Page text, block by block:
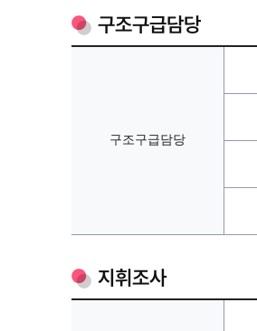
구조구급담당
구조구급담당
지휘조사